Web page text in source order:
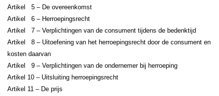
Artikel 5 – De overeenkomst
Artikel 6 – Herroepingsrecht
Artikel 7 – Verplichtingen van de consument tijdens de bedenktijd
Artikel 8 – Uitoefening van het herroepingsrecht door de consument en
kosten daarvan
Artikel 9 – Verplichtingen van de ondernemer bij herroeping
Artikel 10 – Uitsluiting herroepingsrecht
Artikel 11 – De prijs